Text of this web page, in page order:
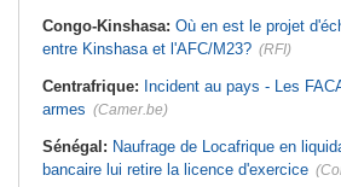
Congo-Kinshasa: Où en est le projet
entre Kinshasa et l'AFC/M23? (RFI)
Centrafrique: Incident au pays - Les
armes (Camer.be)
Sénégal: Naufrage de Locafrique en
bancaire lui retire la licence d'exercice